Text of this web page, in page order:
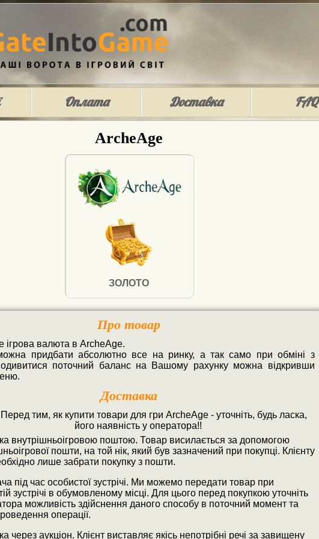
Оплата Доставка FAQ
ArcheAge
ЗОЛОТО
Про товар
ігрова валюта в ArcheAge.
придбати абсолютно все на ринку, а так само при обміні з
поточний баланс на Вашому рахунку можна відкривши
Доставка
Перед тим, як купити товари для гри ArcheAge - уточніть, будь ласка,
його наявність у оператора!!
внутрішньоігровою поштою. Товар висилається за допомогою
пошти, на той нік, який був зазначений при покупці. Клієнту
лише забрати покупку з пошти.
під час особистої зустрічі. Ми можемо передати товар при
зустрічі в обумовленому місці. Для цього перед покупкою уточніть
можливість здійснення даного способу в поточний момент та
операції.
через аукціон. Клієнт виставляє якісь непотрібні речі за завищену